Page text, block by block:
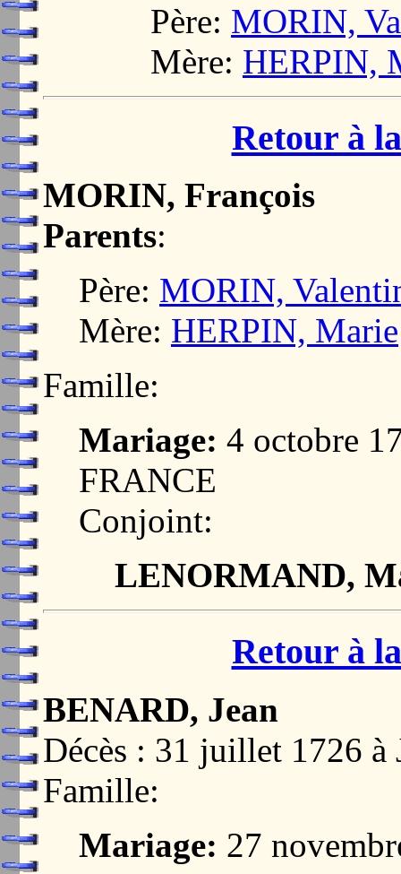
Père: MORIN,
Mère: HERPIN,
Retour à
MORIN, François
Parents:
Père: MORIN,
Mère: HERPIN, Marie
Famille:
Mariage: 4 octobre
FRANCE
Conjoint:
LENORMAND,
Retour à
BENARD, Jean
Décès : 31 juillet 1726
Famille:
Mariage: 27